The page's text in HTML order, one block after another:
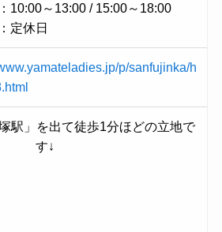
10:00～13:00 / 15:00～18:00
定休日
p/sanfujinka/h
駅」を出て徒歩1分ほどの立地で
す↓